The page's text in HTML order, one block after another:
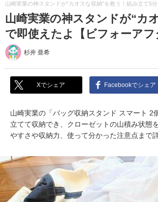
山崎実業の神スタンドが“カオスな収納”を救う！組み立て5
山崎実業の神スタンドが“カ
で即使えたよ【ビフォーアフ
杉井 亜希
Xでシェア Facebookでシェア
山崎実業の「バッグ収納スタンド スマート
立てて収納でき、クローゼットの山積み状態
やすさや収納力、使って分かった注意点まで